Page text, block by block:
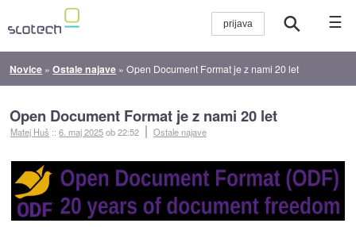
☰
Novice »Ostale najave »Open Document Format je z nami 20 let
Open Document Format je z nami 20 let
Matej Huš ::6. maj 2025ob 22:52 Ostale najave